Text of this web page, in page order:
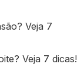
Veja 7
Veja 7 dicas!